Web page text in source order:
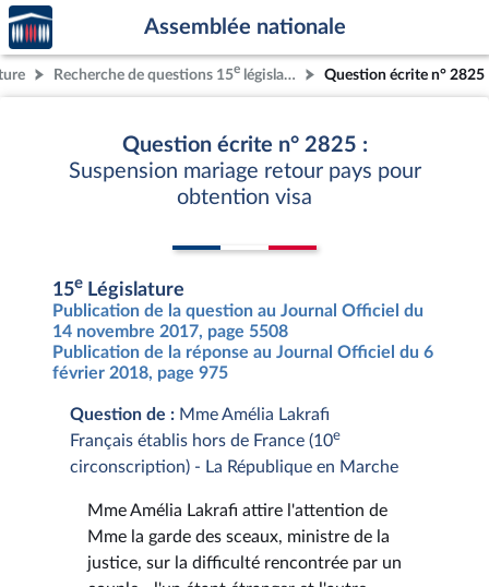
Aller au contenu
Aller en bas de la page
Accèder
à la
page
d'accueil
Assemblée nationale
Recherche de questions 15e législature Question écrite n° 2825
Question écrite n° 2825 :
Suspension mariage retour pays pour
obtention visa
15e Législature
Publication de la question au Journal Officiel du
14 novembre 2017, page 5508
Publication de la réponse au Journal Officiel du 6
février 2018, page 975
Question de : Mme Amélia Lakrafi
Français établis hors de France (10e
circonscription) - La République en Marche
Mme Amélia Lakrafi attire l'attention de
Mme la garde des sceaux, ministre de la
justice, sur la difficulté rencontrée par un